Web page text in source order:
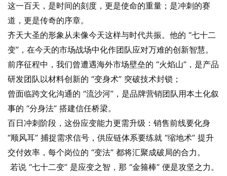
这一百天，是时间的刻度，更是使命的重量；是冲刺的赛
道，更是传奇的序章。
齐天大圣的形象从未像今天这样与时代共振。他的 “七十二
变”，在今天的市场战场中化作团队应对万难的创新智慧。
前序征程中，我们曾遭遇海外市场壁垒的 “火焰山”，是产品
研发团队以材料创新的 “变身术” 突破技术封锁；
曾面临跨文化沟通的 “流沙河”，是品牌营销团队用本土化叙
事的 “分身法” 搭建信任桥梁。
百日冲刺阶段，这份应变能力更需升级：销售前线要化身
“顺风耳” 捕捉需求信号，供应链体系要练就 “缩地术” 提升
交付效率，每个岗位的 “变法” 都将汇聚成破局的合力。
若说 “七十二变” 是应变之智，那 “金箍棒” 便是攻坚之力。